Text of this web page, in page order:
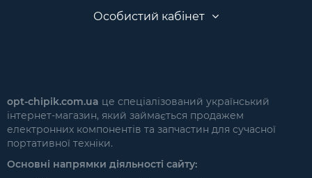
Особистий кабінет
opt-chipik.com.ua це спеціалізований український
інтернет-магазин, який займається продажем
електронних компонентів та запчастин для сучасної
портативної техніки.
Основні напрямки діяльності сайту: